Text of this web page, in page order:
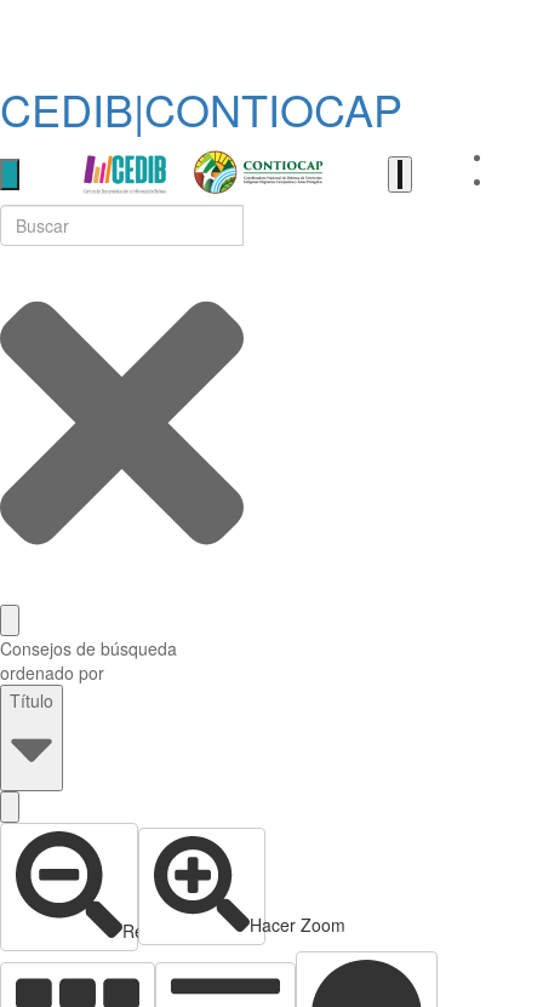
CEDIB|CONTIOCAP
Consejos de búsqueda
ordenado por
Título
Reducir zoom Hacer Zoom